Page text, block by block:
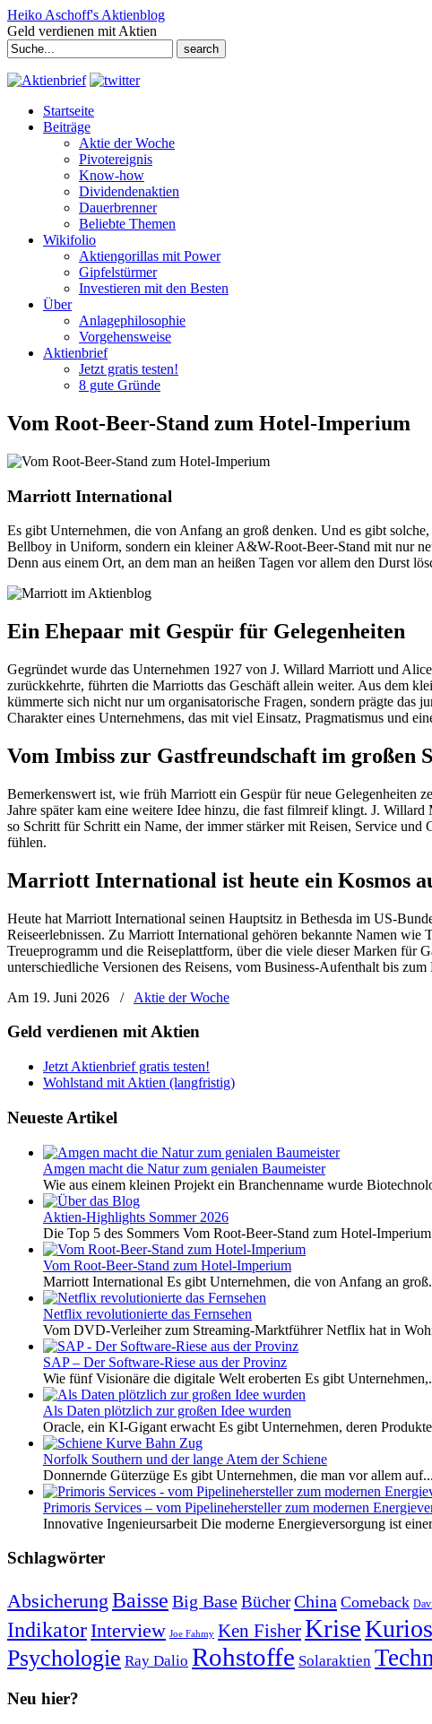
Heiko Aschoff's Aktienblog
Geld verdienen mit Aktien
Search
for:
Startseite
Beiträge
Aktie der Woche
Pivotereignis
Know-how
Dividendenaktien
Dauerbrenner
Beliebte Themen
Wikifolio
Aktiengorillas mit Power
Gipfelstürmer
Investieren mit den Besten
Über
Anlagephilosophie
Vorgehensweise
Aktienbrief
Jetzt gratis testen!
8 gute Gründe
Vom Root-Beer-Stand zum Hotel-Imperium
Marriott International
Es gibt Unternehmen, die von Anfang an groß denken. Und es gibt
Bellboy in Uniform, sondern ein kleiner A&W-Root-Beer-Stand mit nur
Denn aus einem Ort, an dem man an heißen Tagen vor allem den Durst
Ein Ehepaar mit Gespür für Gelegenheiten
Gegründet wurde das Unternehmen 1927 von J. Willard Marriott und
zurückkehrte, führten die Marriotts das Geschäft allein weiter. Aus dem
kümmerte sich nicht nur um organisatorische Fragen, sondern prägte das
Charakter eines Unternehmens, das mit viel Einsatz, Pragmatismus und
Vom Imbiss zur Gastfreundschaft im großen
Bemerkenswert ist, wie früh Marriott ein Gespür für neue Gelegenheiten
Jahre später kam eine weitere Idee hinzu, die fast filmreif klingt. J.
so Schritt für Schritt ein Name, der immer stärker mit Reisen, Service
fühlen.
Marriott International ist heute ein Kosmos
Heute hat Marriott International seinen Hauptsitz in Bethesda im US-
Reiseerlebnissen. Zu Marriott International gehören bekannte Namen
Treueprogramm und die Reiseplattform, über die viele dieser Marken für
unterschiedliche Versionen des Reisens, vom Business-Aufenthalt bis
Am 19. Juni 2026
/ Aktie der Woche
Geld verdienen mit Aktien
Jetzt Aktienbrief gratis testen!
Wohlstand mit Aktien (langfristig)
Neueste Artikel
Amgen macht die Natur zum genialen Baumeister
Wie aus einem kleinen Projekt ein Branchenname wurde
Aktien-Highlights Sommer 2026
Die Top 5 des Sommers Vom Root-Beer-Stand zum Hotel-
Vom Root-Beer-Stand zum Hotel-Imperium
Marriott International Es gibt Unternehmen, die von Anfang an
Netflix revolutionierte das Fernsehen
Vom DVD-Verleiher zum Streaming-Marktführer Netflix hat in
SAP – Der Software-Riese aus der Provinz
Wie fünf Visionäre die digitale Welt eroberten Es gibt
Als Daten plötzlich zur großen Idee wurden
Oracle, ein KI-Gigant erwacht Es gibt Unternehmen, deren
Norfolk Southern und der lange Atem der Schiene
Donnernde Güterzüge Es gibt Unternehmen, die man vor allem auf...
Primoris Services – vom Pipelinehersteller zum modernen
Innovative Ingenieursarbeit Die moderne Energieversorgung ist
Schlagwörter
Absicherung Baisse Big BaseBücherChina Comeback
IndikatorInterview Joe Fahmy Ken FisherKrise
Psychologie Ray Dalio Rohstoffe Solaraktien
Neu hier?